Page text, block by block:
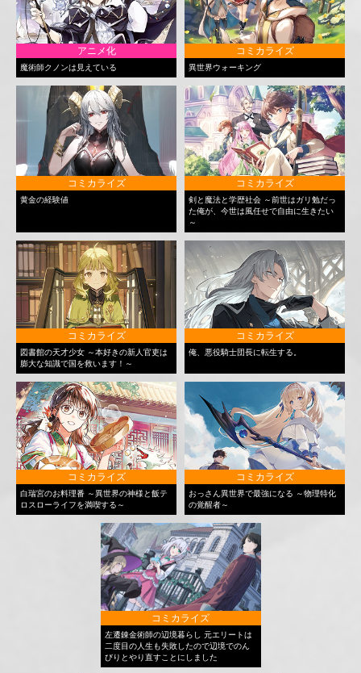
アニメ化
魔術師クノンは見えている
コミカライズ
異世界ウォーキング
コミカライズ
黄金の経験値
コミカライズ
剣と魔法と学歴社会 ～前世はガリ勉だっ
た俺が、今世は風任せで自由に生きたい
～
コミカライズ
図書館の天才少女 ～本好きの新人官吏は
膨大な知識で国を救います！～
コミカライズ
俺、悪役騎士団長に転生する。
コミカライズ
白瑞宮のお料理番 ～異世界の神様と飯テ
ロスローライフを満喫する～
コミカライズ
おっさん異世界で最強になる ～物理特化
の覚醒者～
コミカライズ
左遷錬金術師の辺境暮らし 元エリートは
二度目の人生も失敗したので辺境でのん
びりとやり直すことにしました